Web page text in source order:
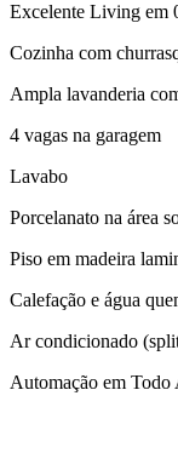
Excelente Living em
Cozinha com
Ampla lavanderia
4 vagas na garagem
Lavabo
Porcelanato na área
Piso em madeira
Calefação e água
Ar condicionado
Automação em Todo